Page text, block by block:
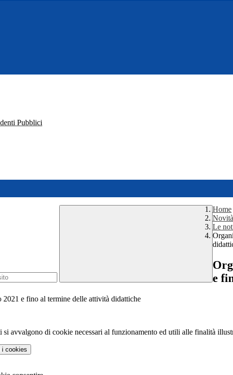
Pubblici
Home
Novità
Le
e
e fino al termine delle attività didattiche
avvalgono di cookie necessari al funzionamento ed utili alle finalità
i cookies